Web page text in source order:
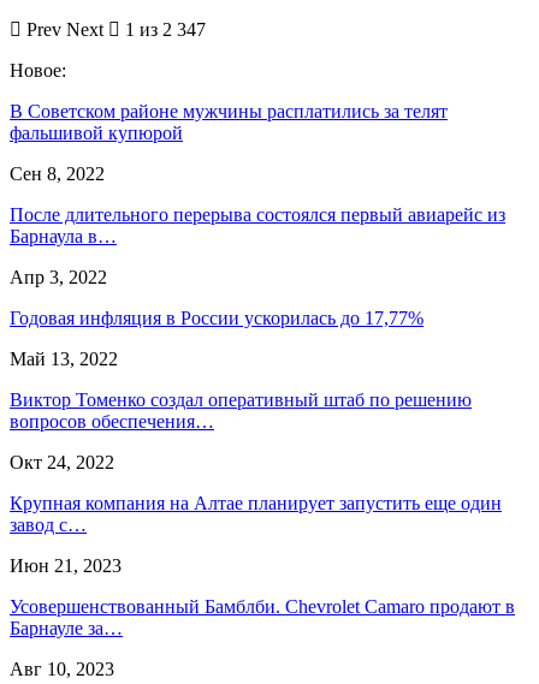
Prev Next
1 из 2 347
Новое:
В Советском районе мужчины расплатились за телят
фальшивой купюрой
Сен 8, 2022
После длительного перерыва состоялся первый авиарейс из
Барнаула в…
Апр 3, 2022
Годовая инфляция в России ускорилась до 17,77%
Май 13, 2022
Виктор Томенко создал оперативный штаб по решению
вопросов обеспечения…
Окт 24, 2022
Крупная компания на Алтае планирует запустить еще один
завод с…
Июн 21, 2023
Усовершенствованный Бамблби. Chevrolet Camaro продают в
Барнауле за…
Авг 10, 2023